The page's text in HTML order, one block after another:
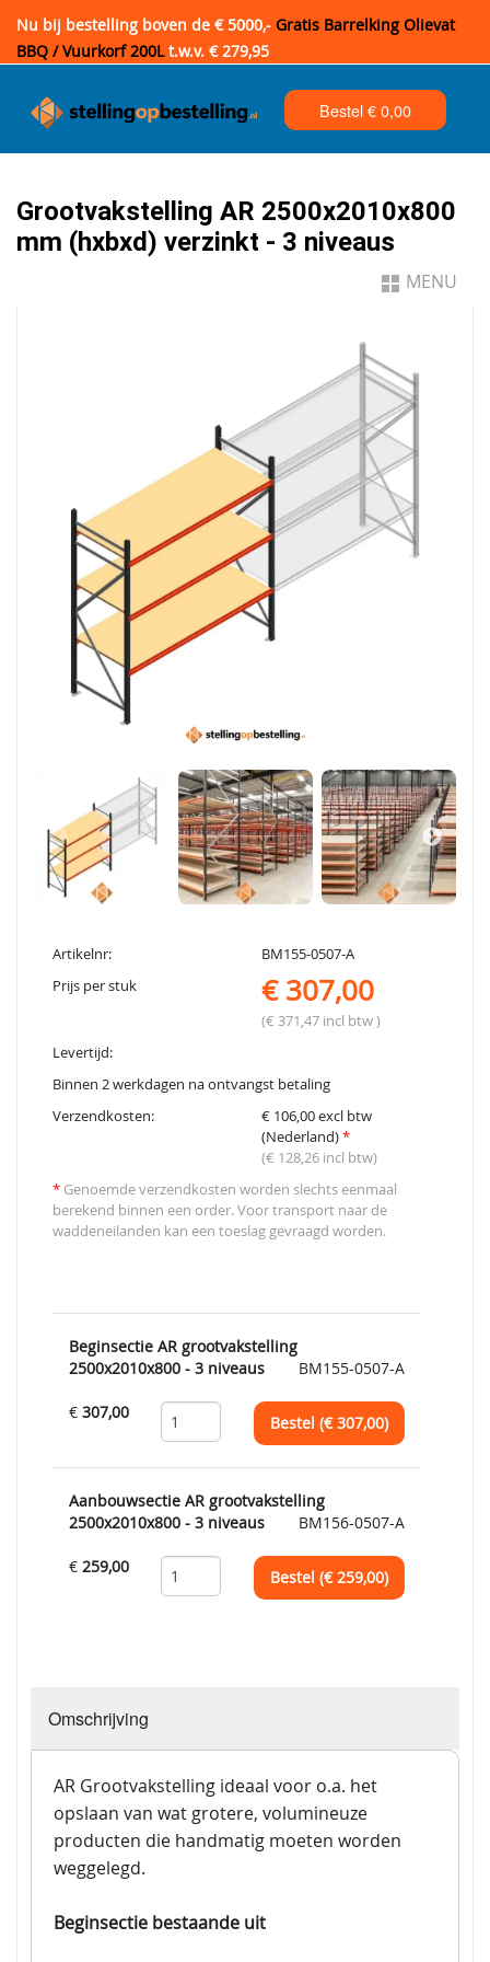
Nu bij bestelling boven de € 5000,- Gratis Barrelking Olievat
BBQ / Vuurkorf 200Lt.w.v. € 279,95
Bestel €0,00
Grootvakstelling AR 2500x2010x800
mm (hxbxd) verzinkt - 3 niveaus
MENU
Artikelnr:
BM155-0507-A
Prijs per stuk
€ 307,00
(€ 371,47 incl btw )
Levertijd:
Binnen 2 werkdagen na ontvangst betaling
Verzendkosten:
€ 106,00 excl btw
(Nederland)*
(€ 128,26 incl btw)
* Genoemde verzendkosten worden slechts eenmaal
berekend binnen een order. Voor transport naar de
waddeneilanden kan een toeslag gevraagd worden.
Beginsectie AR grootvakstelling
2500x2010x800 - 3 niveaus
BM155-0507-A
€ 307,00
Bestel (€307,00)
Aanbouwsectie AR grootvakstelling
2500x2010x800 - 3 niveaus
BM156-0507-A
€ 259,00
Bestel (€259,00)
Omschrijving
AR Grootvakstelling ideaal voor o.a. het
opslaan van wat grotere, volumineuze
producten die handmatig moeten worden
weggelegd.
Beginsectie bestaande uit